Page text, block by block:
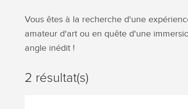
Vous êtes à la recherche d'une
amateur d'art ou en quête d'une
angle inédit !
2 résultat(s)